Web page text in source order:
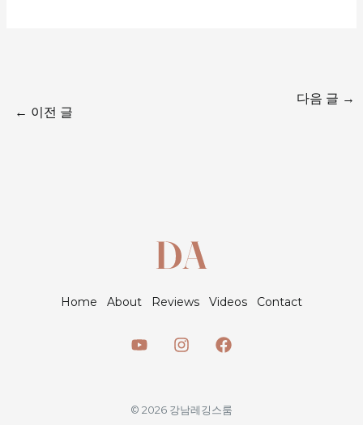
← 이전 글
다음 글 →
Home About Reviews Videos Contact
© 2026 강남레깅스룸